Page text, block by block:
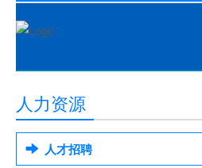
公司概况
相山资讯
人力资源
人才招聘